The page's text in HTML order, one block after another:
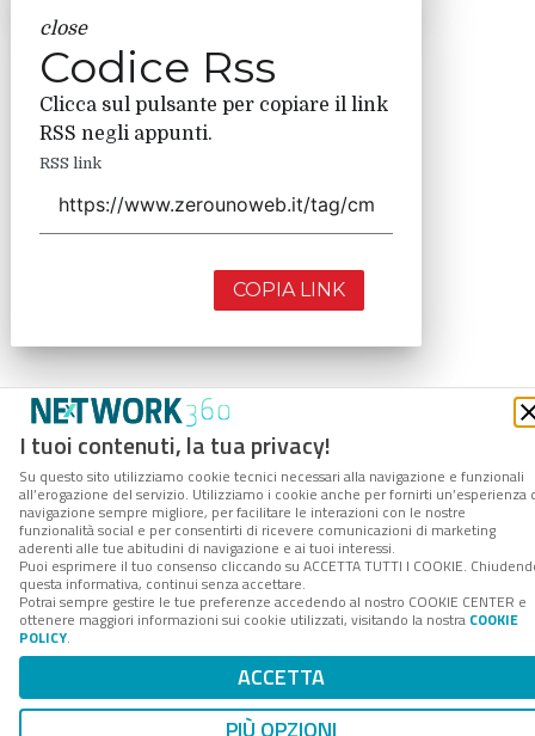
I tuoi contenuti, la tua privacy!
Su questo sito utilizziamo cookie tecnici necessari alla navigazione e funzionali
all’erogazione del servizio. Utilizziamo i cookie anche per fornirti un’esperienza
navigazione sempre migliore, per facilitare le interazioni con le nostre
funzionalità social e per consentirti di ricevere comunicazioni di marketing
aderenti alle tue abitudini di navigazione e ai tuoi interessi.
Puoi esprimere il tuo consenso cliccando su ACCETTA TUTTI I COOKIE.
questa informativa, continui senza accettare.
Potrai sempre gestire le tue preferenze accedendo al nostro COOKIE CENTER e
ottenere maggiori informazioni sui cookie utilizzati, visitando la nostra COOKIE
POLICY.
ACCETTA
PIÙ OPZIONI
close
Codice Rss
Clicca sul pulsante per copiare il link
RSS negli appunti.
RSS link
COPIA LINK